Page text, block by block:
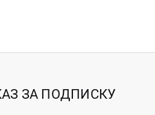
ЗА ПОДПИСКУ